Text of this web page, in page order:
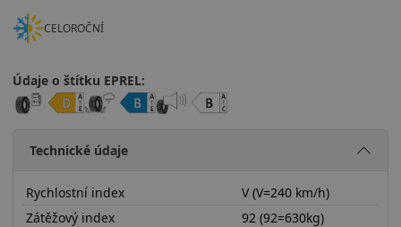
CELOROČNÍ
Údaje o štítku EPREL:
Technické údaje
Rychlostní index
V (V=240 km/h)
Zátěžový index
92 (92=630kg)